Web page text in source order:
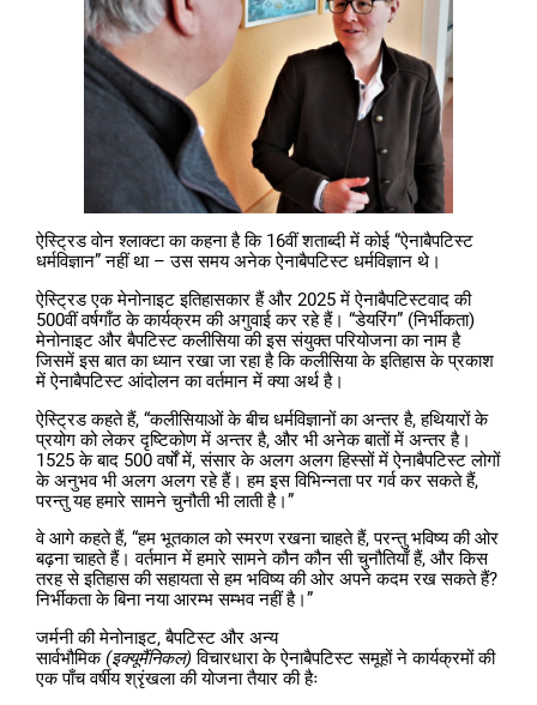
ऐस्ट्रिड वोन श्लाक्टा का कहना है कि 16वीं शताब्दी में कोई “ऐनाबैपटिस्ट
धर्मविज्ञान” नहीं था – उस समय अनेक ऐनाबैपटिस्ट धर्मविज्ञान थे।
ऐस्ट्रिड एक मेनोनाइट इतिहासकार हैं और 2025 में ऐनाबैपटिस्टवाद की
500वीं वर्षगाँठ के कार्यक्रम की अगुवाई कर रहे हैं। “डेयरिंग” (निर्भीकता)
मेनोनाइट और बैपटिस्ट कलीसिया की इस संयुक्त परियोजना का नाम है
जिसमें इस बात का ध्यान रखा जा रहा है कि कलीसिया के इतिहास के प्रकाश
में ऐनाबैपटिस्ट आंदोलन का वर्तमान में क्या अर्थ है।
ऐस्ट्रिड कहते हैं, “कलीसियाओं के बीच धर्मविज्ञानों का अन्तर है, हथियारों के
प्रयोग को लेकर दृष्टिकोण में अन्तर है, और भी अनेक बातों में अन्तर है।
1525 के बाद 500 वर्षों में, संसार के अलग अलग हिस्सों में ऐनाबैपटिस्ट लोगों
के अनुभव भी अलग अलग रहे हैं। हम इस विभिन्नता पर गर्व कर सकते हैं,
परन्तु यह हमारे सामने चुनौती भी लाती है।”
वे आगे कहते हैं, “हम भूतकाल को स्मरण रखना चाहते हैं, परन्तु भविष्य की ओर
बढ़ना चाहते हैं। वर्तमान में हमारे सामने कौन कौन सी चुनौतियाँ हैं, और किस
तरह से इतिहास की सहायता से हम भविष्य की ओर अपने कदम रख सकते हैं?
निर्भीकता के बिना नया आरम्भ सम्भव नहीं है।”
जर्मनी की मेनोनाइट, बैपटिस्ट और अन्य
सार्वभौमिक(इक्यूमैंनिकल)विचारधारा के ऐनाबैपटिस्ट समूहों ने कार्यक्रमों की
एक पाँच वर्षीय श्रृंखला की योजना तैयार की हैः